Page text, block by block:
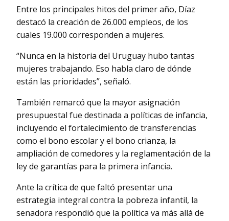
Entre los principales hitos del primer año, Díaz
destacó la creación de 26.000 empleos, de los
cuales 19.000 corresponden a mujeres.
“Nunca en la historia del Uruguay hubo tantas
mujeres trabajando. Eso habla claro de dónde
están las prioridades”, señaló.
También remarcó que la mayor asignación
presupuestal fue destinada a políticas de infancia,
incluyendo el fortalecimiento de transferencias
como el bono escolar y el bono crianza, la
ampliación de comedores y la reglamentación de la
ley de garantías para la primera infancia.
Ante la crítica de que faltó presentar una
estrategia integral contra la pobreza infantil, la
senadora respondió que la política va más allá de